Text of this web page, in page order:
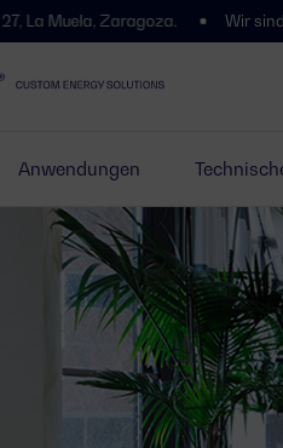
Anwendungen
Zaragoza. Wir sind